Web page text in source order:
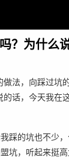
？为什么
法，向踩过坑
的话，今天我在
踩的坑也不少
坑，听起来挺